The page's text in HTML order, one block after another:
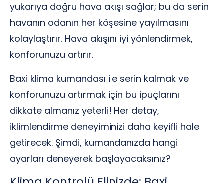
yukarıya doğru hava akışı sağlar; bu da serin
havanın odanın her köşesine yayılmasını
kolaylaştırır. Hava akışını iyi yönlendirmek,
konforunuzu artırır.
Baxi klima kumandası ile serin kalmak ve
konforunuzu artırmak için bu ipuçlarını
dikkate almanız yeterli! Her detay,
iklimlendirme deneyiminizi daha keyifli hale
getirecek. Şimdi, kumandanızda hangi
ayarları deneyerek başlayacaksınız?